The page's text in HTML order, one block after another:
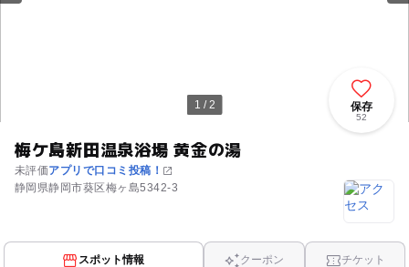
1 / 2
梅ケ島新田温泉浴場 黄金の湯
未評価アプリで口コミ投稿！
静岡県静岡市葵区梅ヶ島5342-3
保存
52
スポット情報 クーポン チケット